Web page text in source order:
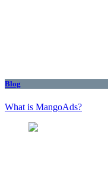
Blog
What is MangoAds?